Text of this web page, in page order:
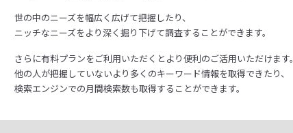
世の中のニーズを幅広く広げて把握したり、
ニッチなニーズをより深く掘り下げて調査することができます。
さらに有料プランをご利用いただくとより便利のご活用いただけます。
他の人が把握していないより多くのキーワード情報を取得できたり、
検索エンジンでの月間検索数も取得することができます。